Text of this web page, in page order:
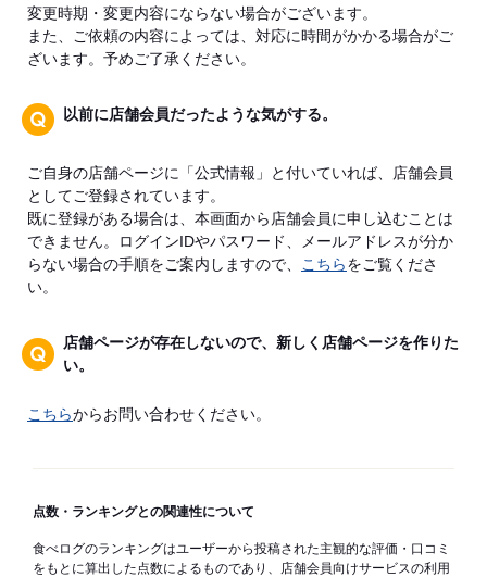
変更時期・変更内容にならない場合がございます。
また、ご依頼の内容によっては、対応に時間がかかる場合がご
ざいます。予めご了承ください。
以前に店舗会員だったような気がする。
ご自身の店舗ページに「公式情報」と付いていれば、店舗会員
としてご登録されています。
既に登録がある場合は、本画面から店舗会員に申し込むことは
できません。ログインIDやパスワード、メールアドレスが分か
らない場合の手順をご案内しますので、
こちらをご覧くださ
い。
店舗ページが存在しないので、新しく店舗ページを作りた
い。
こちらからお問い合わせください。
点数・ランキングとの関連性について
食べログのランキングはユーザーから投稿された主観的な評価・口コミ
をもとに算出した点数によるものであり、店舗会員向けサービスの利用